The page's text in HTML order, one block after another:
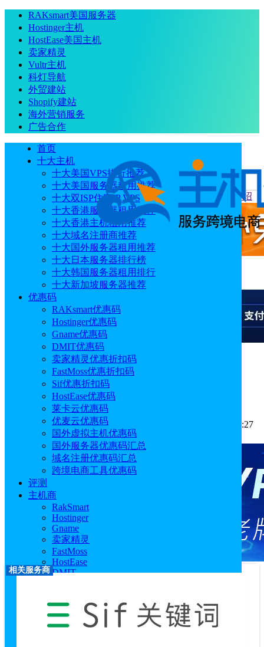
RAKsmart美国服务器
Hostinger主机
HostEase美国主机
卖家精灵
Vultr主机
科灯导航
外贸建站
Shopify建站
海外营销服务
广告合作
首页
十大主机
十大美国VPS排行推荐
十大美国服务器租用推荐
十大双ISP住宅IP VPS
十大香港服务器租用推荐
十大香港主机租用推荐
十大域名注册商推荐
十大国外服务器租用推荐
十大日本服务器排行榜
十大韩国服务器租用排行
十大新加坡服务器推荐
优惠码
RAKsmart优惠码
Hostinger优惠码
Gname优惠码
DMIT优惠码
卖家精灵优惠折扣码
FastMoss优惠折扣码
Sif优惠折扣码
HostEase优惠码
莱卡云优惠码
优麦云优惠码
国外虚拟主机优惠码
国外服务器优惠码汇总
域名注册优惠码汇总
跨境电商工具优惠码
评测
主机商
RakSmart
Hostinger
Gname
卖家精灵
FastMoss
HostEase
DMIT
西柚找词
优麦云
当前位置：首页 常见问题 Sif好用吗 Sif关键词工具功能介绍
Sif好用吗 Sif关键词工具功能介绍
作者: sunny 分类:常见问题
发布时间: 2025.02.13 11:38:27
更新于: 2025.12.03 14:43:45
相关服务商